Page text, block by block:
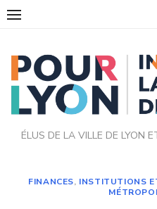
Skip
ÉLUS DE LA VILLE DE LYON
FINANCES, INSTITUTIONS